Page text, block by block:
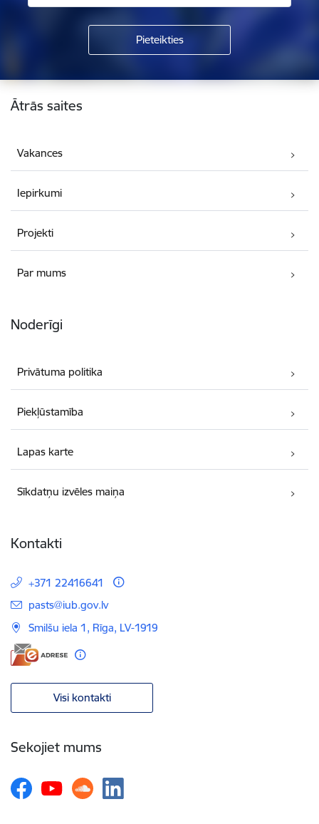
Kājene
Ātrās saites
Vakances
Iepirkumi
Projekti
Par mums
Noderīgi
Privātuma politika
Piekļūstamība
Lapas karte
Sīkdatņu izvēles maiņa
Kontakti
+371 22416641
E-pasts:
pasts@iub.gov.lv
Smilšu iela 1, Rīga, LV-1919
Visi kontakti
Sekojiet mums